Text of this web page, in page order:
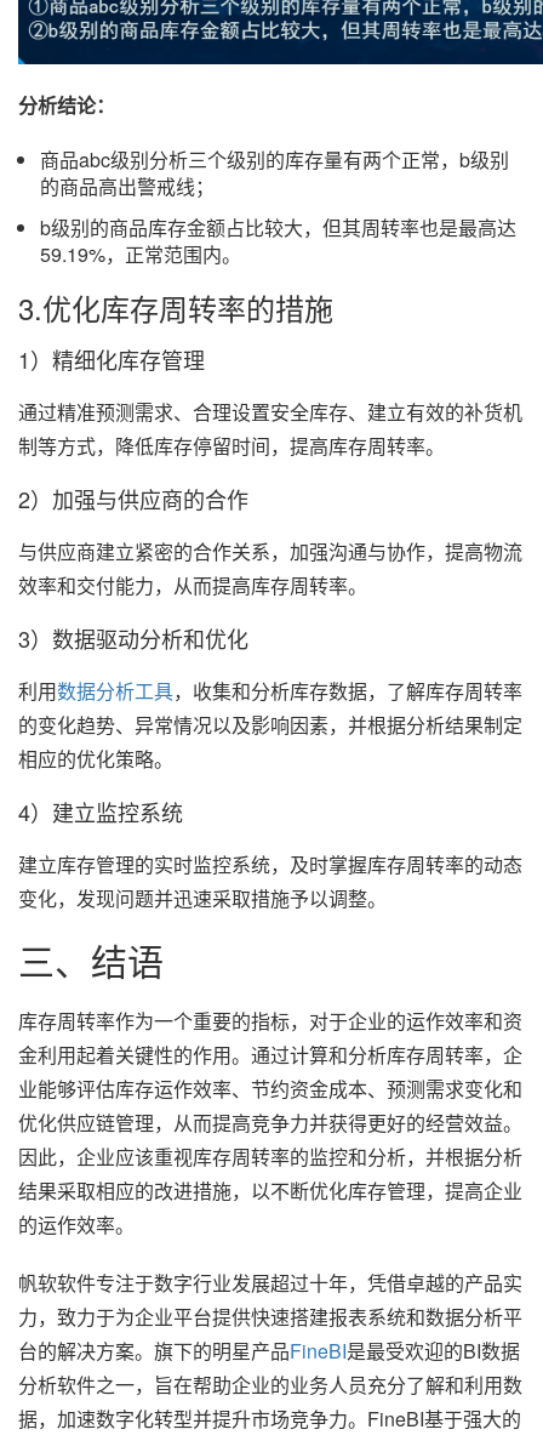
分析结论：
商品abc级别分析三个级别的库存量有两个正常，b级别
的商品高出警戒线；
b级别的商品库存金额占比较大，但其周转率也是最高达
59.19%，正常范围内。
3.优化库存周转率的措施
1）精细化库存管理
通过精准预测需求、合理设置安全库存、建立有效的补货机
制等方式，降低库存停留时间，提高库存周转率。
2）加强与供应商的合作
与供应商建立紧密的合作关系，加强沟通与协作，提高物流
效率和交付能力，从而提高库存周转率。
3）数据驱动分析和优化
利用数据分析工具，收集和分析库存数据，了解库存周转率
的变化趋势、异常情况以及影响因素，并根据分析结果制定
相应的优化策略。
4）建立监控系统
建立库存管理的实时监控系统，及时掌握库存周转率的动态
变化，发现问题并迅速采取措施予以调整。
三、结语
库存周转率作为一个重要的指标，对于企业的运作效率和资
金利用起着关键性的作用。通过计算和分析库存周转率，企
业能够评估库存运作效率、节约资金成本、预测需求变化和
优化供应链管理，从而提高竞争力并获得更好的经营效益。
因此，企业应该重视库存周转率的监控和分析，并根据分析
结果采取相应的改进措施，以不断优化库存管理，提高企业
的运作效率。
帆软软件专注于数字行业发展超过十年，凭借卓越的产品实
力，致力于为企业平台提供快速搭建报表系统和数据分析平
台的解决方案。旗下的明星产品FineBI是最受欢迎的BI数据
分析软件之一，旨在帮助企业的业务人员充分了解和利用数
据，加速数字化转型并提升市场竞争力。FineBI基于强大的